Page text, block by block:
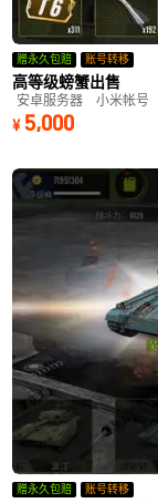
赠永久包赔 账号转移
高等级螃蟹出售
安卓服务器 小米帐号
¥ 5,000
赠永久包赔 账号转移